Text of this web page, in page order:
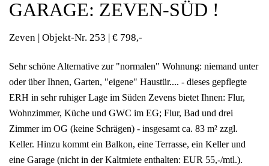
GARAGE: ZEVEN-SÜD !
Zeven | Objekt-Nr. 253 | € 798,-
Sehr schöne Alternative zur "normalen" Wohnung: niemand unter
oder über Ihnen, Garten, "eigene" Haustür.... - dieses gepflegte
ERH in sehr ruhiger Lage im Süden Zevens bietet Ihnen: Flur,
Wohnzimmer, Küche und GWC im EG; Flur, Bad und drei
Zimmer im OG (keine Schrägen) - insgesamt ca. 83 m² zzgl.
Keller. Hinzu kommt ein Balkon, eine Terrasse, ein Keller und
eine Garage (nicht in der Kaltmiete enthalten: EUR 55,-/mtl.).